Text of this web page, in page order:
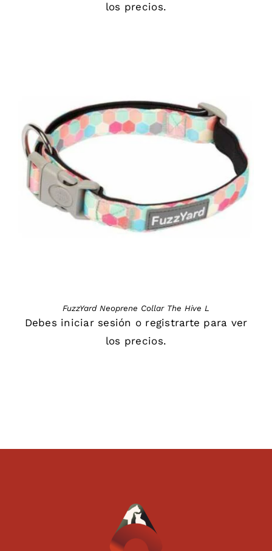
los precios.
FuzzYard Neoprene Collar The Hive L
Debes iniciar sesión o registrarte para ver
los precios.